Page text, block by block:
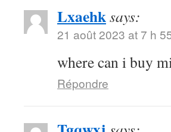
Lxaehksays:
21 août 2023 at 7 h
where can i buy
Répondre